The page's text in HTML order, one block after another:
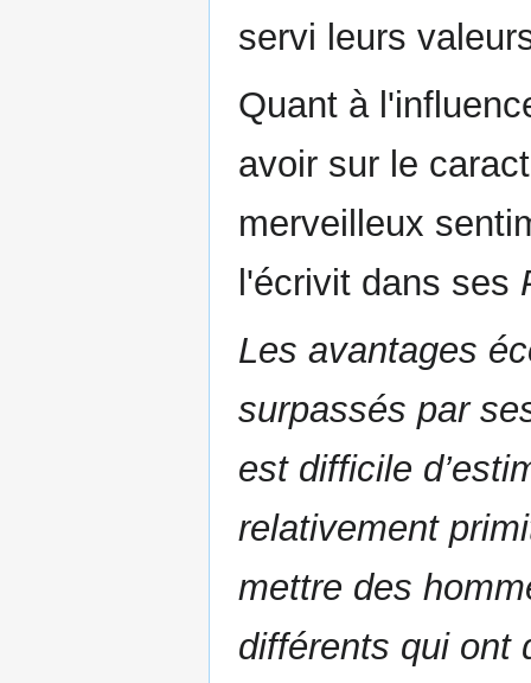
servi leurs
Quant à
avoir sur le
merveilleux
l'écrivit dans ses
Les avantages
surpassés par
est difficile
relativement
mettre des
différents qui ont